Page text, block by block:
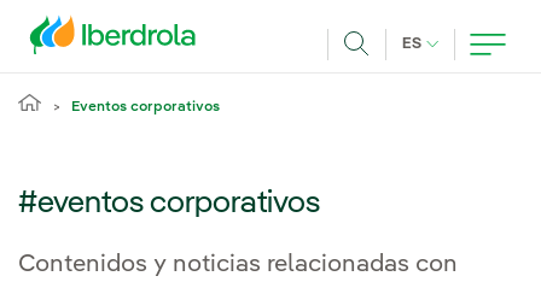
ES IDIOMA
Eventos corporativos
#eventos corporativos
Contenidos y noticias relacionadas con